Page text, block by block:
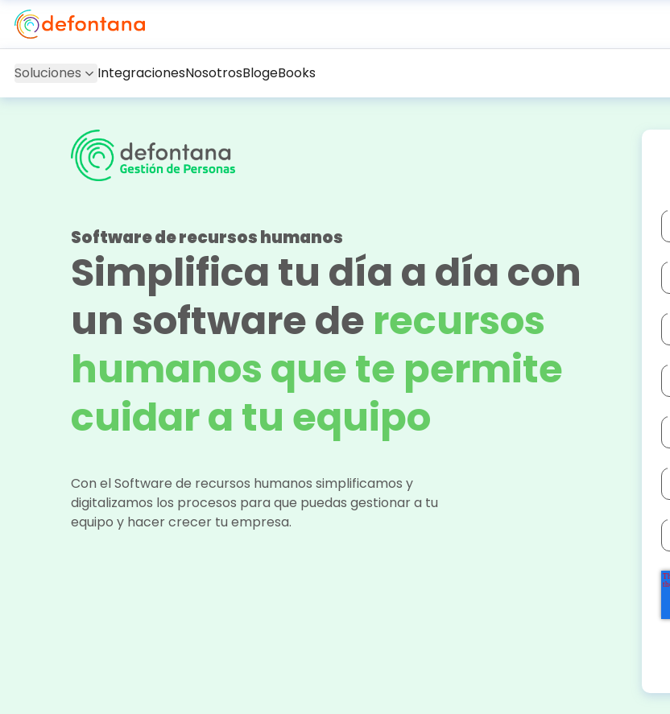
Soluciones IntegracionesNosotrosBlogeBooks
Software de recursos humanos
Simplifica tu día a día con
un software de recursos
humanos que te permite
cuidar a tu equipo
Con el Software de recursos humanos simplificamos y
digitalizamos los procesos para que puedas gestionar a tu
equipo y hacer crecer tu empresa.